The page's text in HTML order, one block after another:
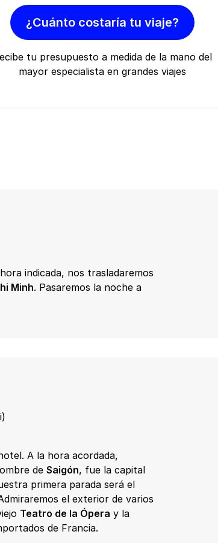
¿Cuánto costaría tu viaje?
tu presupuesto a medida de la mano del
mayor especialista en grandes viajes
indicada, nos trasladaremos
Minh. Pasaremos la noche a
A la hora acordada,
de Saigón, fue la capital
primera parada será el
el exterior de varios
Teatro de la Ópera y la
de Francia.